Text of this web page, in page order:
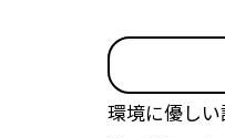
環境に優し